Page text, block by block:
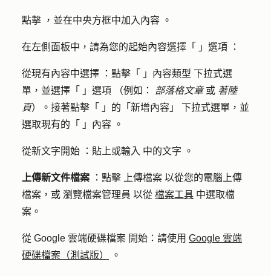
點擊 ，並在中央方框中加入內容 。
在左側面板中，請為您的起始內容選擇「 」選項 ：
從現有內容中選擇 ：點擊「 」內容類型 下拉式選
單，並選擇「
」選項 （例如： 部落格文章或 著陸
頁）。接著點擊「 」的「新增內容」
下拉式選單，並
選取現有的「
」內容 。
從新文字開始 ：貼上或輸入 中的文字 。
上傳新文件檔案 ：點擊 上傳檔案 以從您的電腦上傳
檔案，或 瀏覽檔案管理員 以從 檔案工具 中選取檔
案。
從 Google 雲端硬碟檔案 開始：請使用 Google 雲端
硬碟檔案（測試版）
。